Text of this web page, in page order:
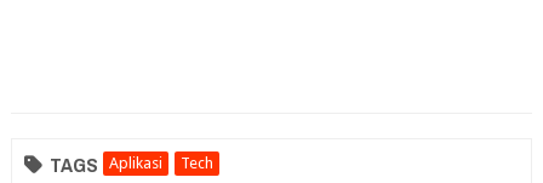
TAGS Aplikasi Tech